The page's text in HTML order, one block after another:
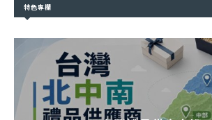
特色專欄